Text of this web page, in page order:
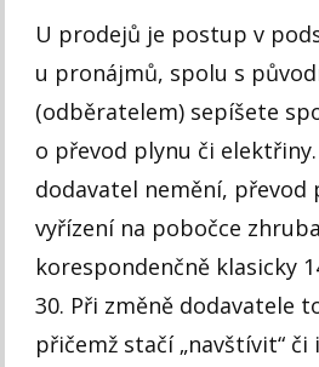
U prodejů je postup v
u pronájmů, spolu s
(odběratelem) sepíšete
o převod plynu či
dodavatel nemění,
vyřízení na pobočce
korespondenčně klasicky
30. Při změně dodavatele
přičemž stačí „navštívit“